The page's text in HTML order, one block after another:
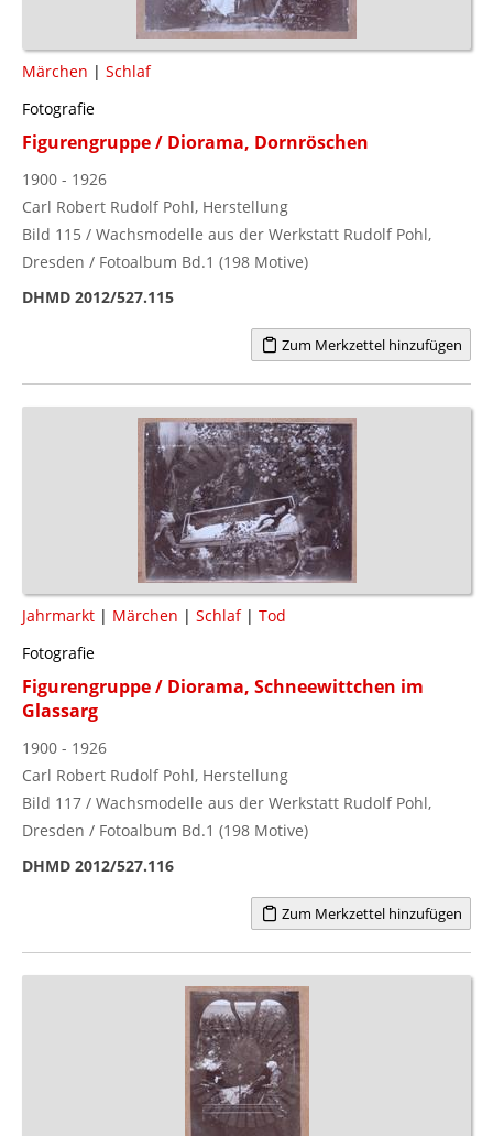
Märchen | Schlaf
Fotografie
Figurengruppe / Diorama, Dornröschen
1900 - 1926
Carl Robert Rudolf Pohl, Herstellung
Bild 115 / Wachsmodelle aus der Werkstatt Rudolf Pohl,
Dresden / Fotoalbum Bd.1 (198 Motive)
DHMD 2012/527.115
Zum Merkzettel hinzufügen
Jahrmarkt | Märchen | Schlaf| Tod
Fotografie
Figurengruppe / Diorama, Schneewittchen im
Glassarg
1900 - 1926
Carl Robert Rudolf Pohl, Herstellung
Bild 117 / Wachsmodelle aus der Werkstatt Rudolf Pohl,
Dresden / Fotoalbum Bd.1 (198 Motive)
DHMD 2012/527.116
Zum Merkzettel hinzufügen